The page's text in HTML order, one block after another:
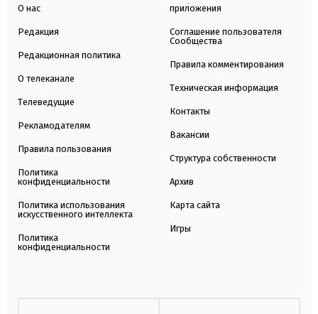
О нас
Редакция
Редакционная политика
О телеканале
Телеведущие
Рекламодателям
Правила пользования
Политика
конфиденциальности
Политика использования
искусственного интеллекта
Политика
конфиденциальности
приложения
Соглашение пользователя
Сообщества
Правила комментирования
Техническая информация
Контакты
Вакансии
Структура собственности
Архив
Карта сайта
Игры